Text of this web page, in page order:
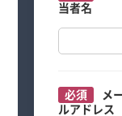
当者名
必須
メ
ルアドレス